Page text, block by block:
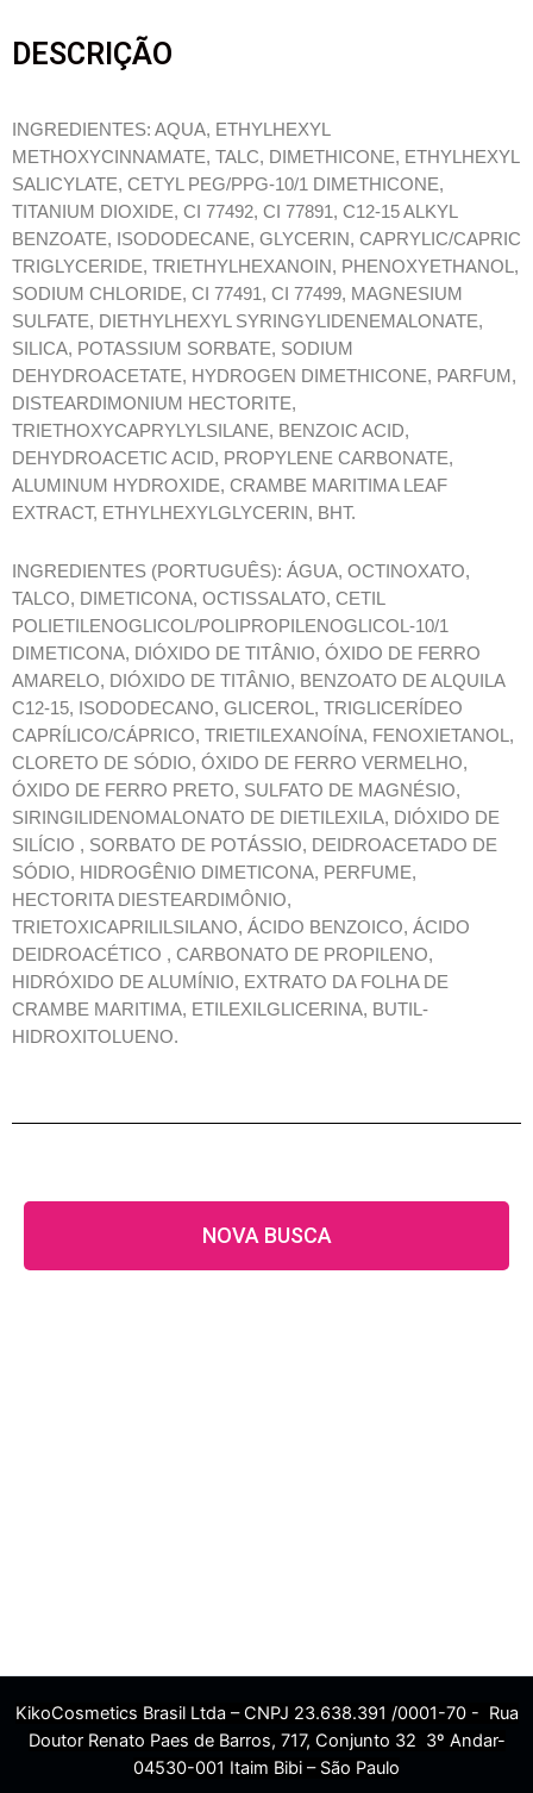
DESCRIÇÃO
INGREDIENTES: AQUA, ETHYLHEXYL
METHOXYCINNAMATE, TALC, DIMETHICONE, ETHYLHEXYL
SALICYLATE, CETYL PEG/PPG-10/1 DIMETHICONE,
TITANIUM DIOXIDE, CI 77492, CI 77891, C12-15 ALKYL
BENZOATE, ISODODECANE, GLYCERIN, CAPRYLIC/CAPRIC
TRIGLYCERIDE, TRIETHYLHEXANOIN, PHENOXYETHANOL,
SODIUM CHLORIDE, CI 77491, CI 77499, MAGNESIUM
SULFATE, DIETHYLHEXYL SYRINGYLIDENEMALONATE,
SILICA, POTASSIUM SORBATE, SODIUM
DEHYDROACETATE, HYDROGEN DIMETHICONE, PARFUM,
DISTEARDIMONIUM HECTORITE,
TRIETHOXYCAPRYLYLSILANE, BENZOIC ACID,
DEHYDROACETIC ACID, PROPYLENE CARBONATE,
ALUMINUM HYDROXIDE, CRAMBE MARITIMA LEAF
EXTRACT, ETHYLHEXYLGLYCERIN, BHT.
INGREDIENTES (PORTUGUÊS): ÁGUA, OCTINOXATO,
TALCO, DIMETICONA, OCTISSALATO, CETIL
POLIETILENOGLICOL/POLIPROPILENOGLICOL-10/1
DIMETICONA, DIÓXIDO DE TITÂNIO, ÓXIDO DE FERRO
AMARELO, DIÓXIDO DE TITÂNIO, BENZOATO DE ALQUILA
C12-15, ISODODECANO, GLICEROL, TRIGLICERÍDEO
CAPRÍLICO/CÁPRICO, TRIETILEXANOÍNA, FENOXIETANOL,
CLORETO DE SÓDIO, ÓXIDO DE FERRO VERMELHO,
ÓXIDO DE FERRO PRETO, SULFATO DE MAGNÉSIO,
SIRINGILIDENOMALONATO DE DIETILEXILA, DIÓXIDO DE
SILÍCIO , SORBATO DE POTÁSSIO, DEIDROACETADO DE
SÓDIO, HIDROGÊNIO DIMETICONA, PERFUME,
HECTORITA DIESTEARDIMÔNIO,
TRIETOXICAPRILILSILANO, ÁCIDO BENZOICO, ÁCIDO
DEIDROACÉTICO , CARBONATO DE PROPILENO,
HIDRÓXIDO DE ALUMÍNIO, EXTRATO DA FOLHA DE
CRAMBE MARITIMA, ETILEXILGLICERINA, BUTIL-
HIDROXITOLUENO.
NOVA BUSCA
KikoCosmetics Brasil Ltda – CNPJ 23.638.391 /0001-70 - Rua
Doutor Renato Paes de Barros, 717, Conjunto 32 3º Andar-
04530-001 Itaim Bibi – São Paulo